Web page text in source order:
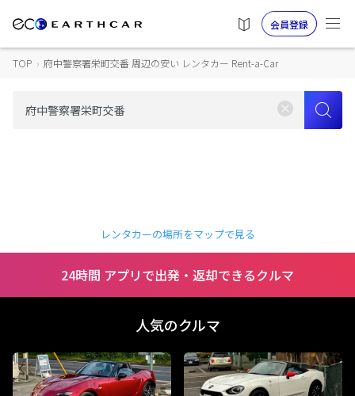
会員登録
TOP › 府中警察署栄町交番 周辺の安い レンタカー Rent-a-Car
レンタカーの場所をマップで見る
24時間 アプリで出発・返却できるクルマ
人気のクルマ